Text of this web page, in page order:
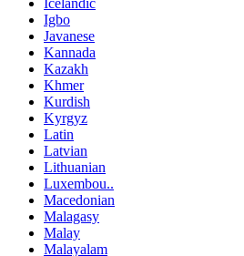
Igbo
Javanese
Kannada
Kazakh
Khmer
Kurdish
Kyrgyz
Latin
Latvian
Lithuanian
Luxembou..
Macedonian
Malagasy
Malay
Malayalam